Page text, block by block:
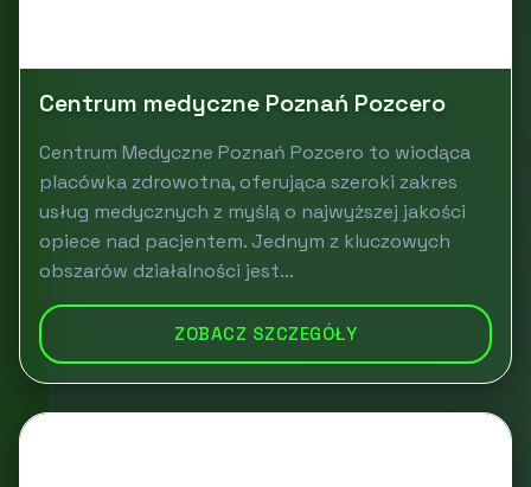
Centrum medyczne Poznań Pozcero
Centrum Medyczne Poznań Pozcero to wiodąca
placówka zdrowotna, oferująca szeroki zakres
usług medycznych z myślą o najwyższej jakości
opiece nad pacjentem. Jednym z kluczowych
obszarów działalności jest...
ZOBACZ SZCZEGÓŁY